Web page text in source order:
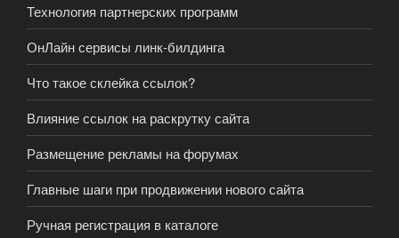
Технология партнерских программ
ОнЛайн сервисы линк-билдинга
Что такое склейка ссылок?
Влияние ссылок на раскрутку сайта
Размещение рекламы на форумах
Главные шаги при продвижении нового сайта
Ручная регистрация в каталоге